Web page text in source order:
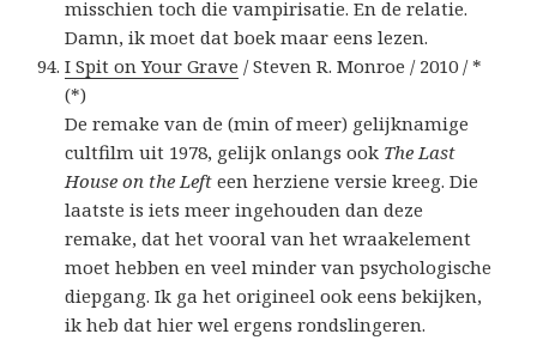
misschien toch die vampirisatie. En de relatie.
Damn, ik moet dat boek maar eens lezen.
I Spit on Your Grave / Steven R. Monroe / 2010 / *
(*)
De remake van de (min of meer) gelijknamige
cultfilm uit 1978, gelijk onlangs ook The Last
House on the Left een herziene versie kreeg. Die
laatste is iets meer ingehouden dan deze
remake, dat het vooral van het wraakelement
moet hebben en veel minder van psychologische
diepgang. Ik ga het origineel ook eens bekijken,
ik heb dat hier wel ergens rondslingeren.